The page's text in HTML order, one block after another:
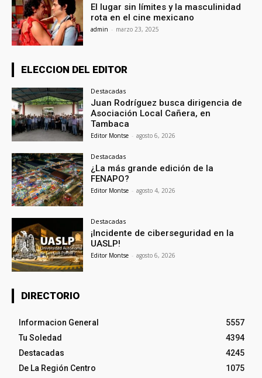
El lugar sin límites y la masculinidad
rota en el cine mexicano
admin - marzo 23, 2025
ELECCION DEL EDITOR
Destacadas
Juan Rodríguez busca dirigencia de
Asociación Local Cañera, en
Tambaca
Editor Montse - agosto 6, 2026
Destacadas
¿La más grande edición de la
FENAPO?
Editor Montse - agosto 4, 2026
Destacadas
¡Incidente de ciberseguridad en la
UASLP!
Editor Montse - agosto 6, 2026
DIRECTORIO
Informacion General
5557
Tu Soledad
4394
Destacadas
4245
De La Región Centro
1075